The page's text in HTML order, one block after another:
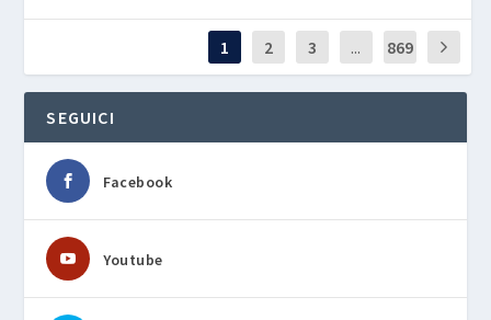
1 2 3 ... 869
SEGUICI
Facebook
Youtube